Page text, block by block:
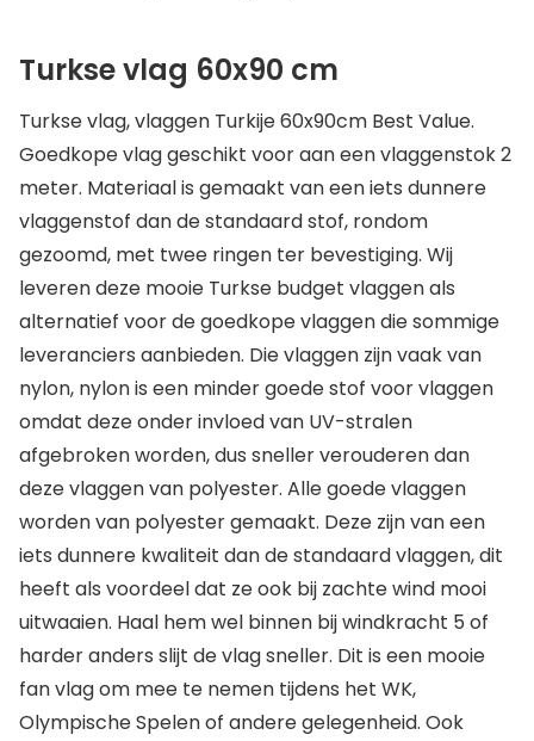
Turkse vlag 60x90 cm
Turkse vlag, vlaggen Turkije 60x90cm Best Value.
Goedkope vlag geschikt voor aan een vlaggenstok 2
meter. Materiaal is gemaakt van een iets dunnere
vlaggenstof dan de standaard stof, rondom
gezoomd, met twee ringen ter bevestiging. Wij
leveren deze mooie Turkse budget vlaggen als
alternatief voor de goedkope vlaggen die sommige
leveranciers aanbieden. Die vlaggen zijn vaak van
nylon, nylon is een minder goede stof voor vlaggen
omdat deze onder invloed van UV-stralen
afgebroken worden, dus sneller verouderen dan
deze vlaggen van polyester. Alle goede vlaggen
worden van polyester gemaakt. Deze zijn van een
iets dunnere kwaliteit dan de standaard vlaggen, dit
heeft als voordeel dat ze ook bij zachte wind mooi
uitwaaien. Haal hem wel binnen bij windkracht 5 of
harder anders slijt de vlag sneller. Dit is een mooie
fan vlag om mee te nemen tijdens het WK,
Olympische Spelen of andere gelegenheid. Ook